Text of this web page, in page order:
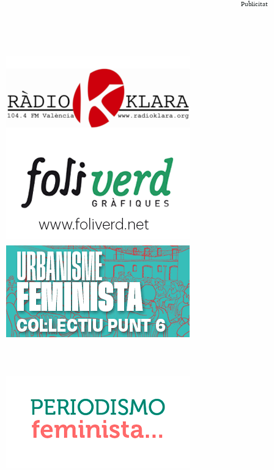
Publicitat